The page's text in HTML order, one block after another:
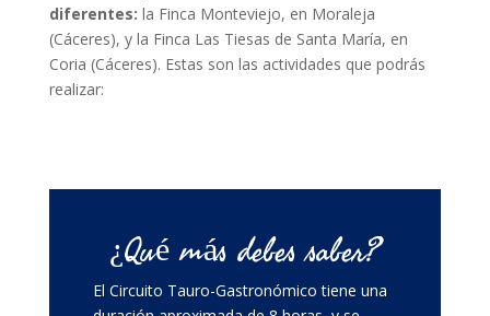
diferentes: la Finca Monteviejo, en Moraleja
(Cáceres), y la Finca Las Tiesas de Santa María, en
Coria (Cáceres). Estas son las actividades que podrás
realizar:
¿Qué más debes saber?
El Circuito Tauro-Gastronómico tiene una